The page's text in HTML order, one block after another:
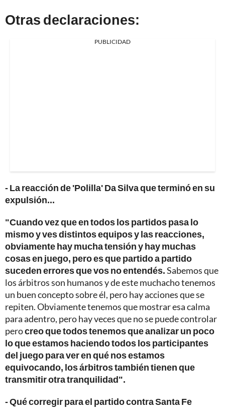
Otras declaraciones:
PUBLICIDAD
- La reacción de 'Polilla' Da Silva que terminó en su
expulsión...
"Cuando vez que en todos los partidos pasa lo
mismo y ves distintos equipos y las reacciones,
obviamente hay mucha tensión y hay muchas
cosas en juego, pero es que partido a partido
suceden errores que vos no entendés.Sabemos que
los árbitros son humanos y de este muchacho tenemos
un buen concepto sobre él, pero hay acciones que se
repiten. Obviamente tenemos que mostrar esa calma
para adentro, pero hay veces que no se puede controlar
perocreo que todos tenemos que analizar un poco
lo que estamos haciendo todos los participantes
del juego para ver en qué nos estamos
equivocando, los árbitros también tienen que
transmitir otra tranquilidad".
- Qué corregir para el partido contra Santa Fe